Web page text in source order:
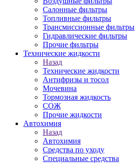
Салонные фильтры
Топливные фильтры
Трансмиссионные фильтры
Гидравлические фильтры
Прочие фильтры
Технические жидкости
Назад
Технические жидкости
Антифризы и тосол
Мочевина
Тормозная жидкость
СОЖ
Прочие жидкости
Автохимия
Назад
Автохимия
Средства по уходу
Специальные средства